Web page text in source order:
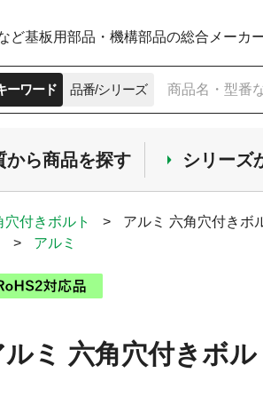
基板用部品・機構部品の総合メーカ
ーワード 品番/シリーズ
から商品を探す シリーズ
穴付きボルト >
アルミ 六角穴付きボ
> アルミ
ルミ 六角穴付きボ